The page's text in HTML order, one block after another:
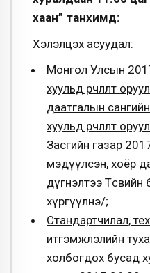
хаан” танхимд:
Хэлэлцэх асуудал:
Монгол Улсын
хуульд өөрчлөлт
даатгалын
хуульд өөрчлөлт
Засгийн газар
мэдүүлсэн, хоёр
дүгнэлтээ
хүргүүлнэ/;
Стандартчилал,
итгэмжлэлийн
холбогдох бусад